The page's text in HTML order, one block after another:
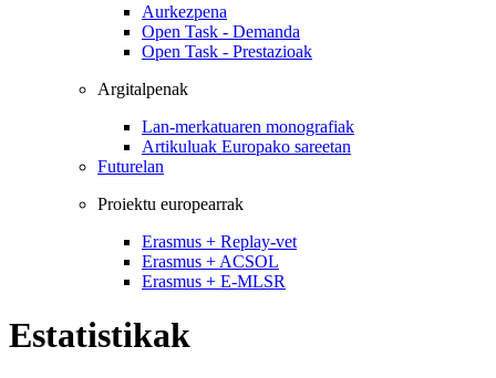
Aurkezpena
Open Task - Demanda
Open Task - Prestazioak
Argitalpenak
Lan-merkatuaren monografiak
Artikuluak Europako sareetan
Futurelan
Proiektu europearrak
Erasmus + Replay-vet
Erasmus + ACSOL
Erasmus + E-MLSR
Estatistikak